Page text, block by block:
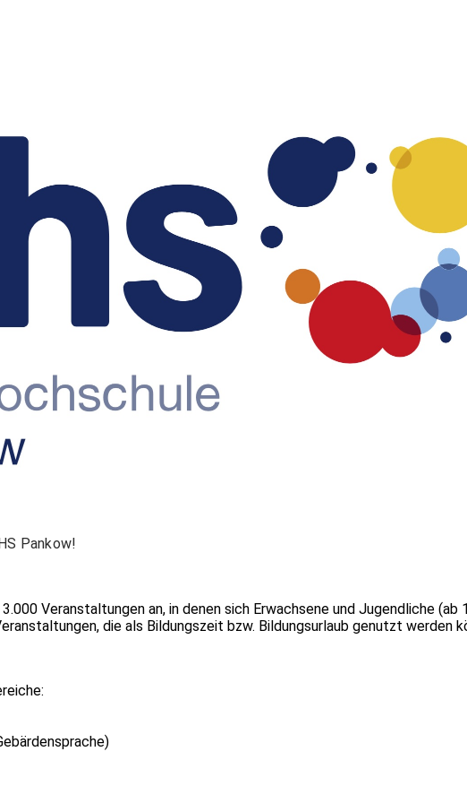
Pankow!
Veranstaltungen an, in denen sich Erwachsene und Jugendliche
die als Bildungszeit bzw. Bildungsurlaub genutzt werden